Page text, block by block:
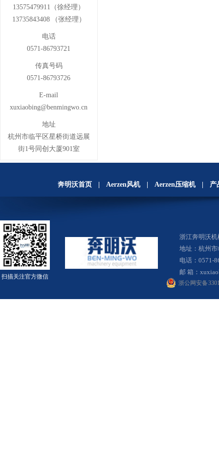
13575479911（徐经理）
13735843408 （张经理）
电话
0571-86793721
传真号码
0571-86793726
E-mail
xuxiaobing@benmingwo.cn
地址
杭州市临平区星桥街道远展
街1号同创大厦901室
奔明沃首页 Aerzen风机 Aerzen压缩机 产
扫描关注官方微信
浙江奔明沃
地址：杭州
电话：
邮 箱：
浙公网安备